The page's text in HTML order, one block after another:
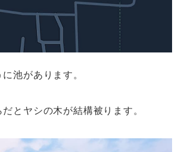
池があります。
とヤシの木が結構被ります。